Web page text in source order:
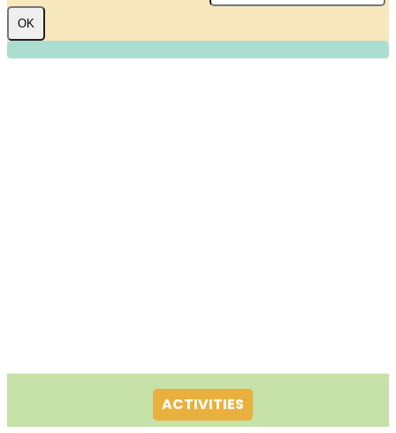
OK
ACTIVITIES